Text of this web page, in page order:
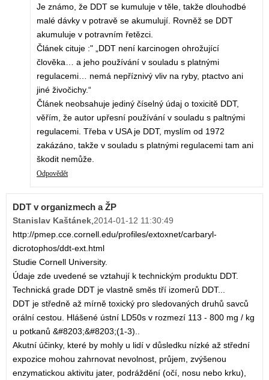
Je známo, že DDT se kumuluje v těle, takže dlouhodbé
malé dávky v potravě se akumulují. Rovněž se DDT
akumuluje v potravním řetězci.
Článek cituje :" „DDT není karcinogen ohrožující
člověka… a jeho používání v souladu s platnými
regulacemi… nemá nepříznivý vliv na ryby, ptactvo ani
jiné živočichy.“
Článek neobsahuje jediný číselný údaj o toxicitě DDT,
věřím, že autor upřesní používání v souladu s paltnými
regulacemi. Třeba v USA je DDT, myslím od 1972
zakázáno, takže v souladu s platnými regulacemi tam ani
škodit nemůže.
Odpovědět
DDT v organizmech a ŽP
Stanislav Kaštánek,2014-01-12 11:30:49
http://pmep.cce.cornell.edu/profiles/extoxnet/carbaryl-
dicrotophos/ddt-ext.html
Studie Cornell University.
Údaje zde uvedené se vztahují k technickým produktu DDT.
Technická grade DDT je vlastně směs tří izomerů DDT...
DDT je středně až mírně toxický pro sledovaných druhů savců
orální cestou. Hlášené ústní LD50s v rozmezí 113 - 800 mg / kg
u potkanů &#8203;&#8203;(1-3)..
Akutní účinky, které by mohly u lidí v důsledku nízké až střední
expozice mohou zahrnovat nevolnost, průjem, zvýšenou
enzymatickou aktivitu jater, podráždění (očí, nosu nebo krku),